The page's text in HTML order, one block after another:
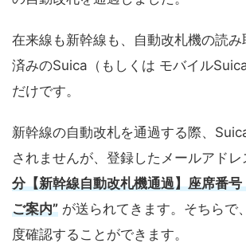
在来線も新幹線も、自動改札機の読
済みのSuica（もしくは モバイル
だけです。
新幹線の自動改札を通過する際、
されませんが、登録したメールアドレ
分【新幹線自動改札機通過】座席番
ご案内” が送られてきます。そちらで
度確認することができます。